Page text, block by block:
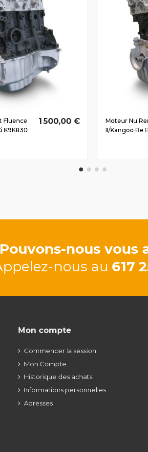
Fluence
K9K830
1 500,00 €
Moteur Nu
II/Kangoo Be
Pouvons-nous vous
nous au 617
Mon compte
Commencer la session
Mon Compte
Historique des achats
Informations personnelles
Adresses